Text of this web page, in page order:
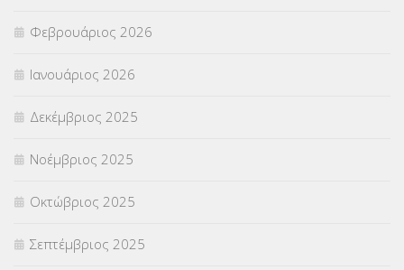
ΣΥΜΒΟΥΛΕΥΤΙΚΟΣ ΣΤΑΘΜΟΣ ΝΕΩΝ
ΣΥΝΤΑΞΕΙΣ(12)
ΣΧΟΛΙΚΟΙ ΣΥΜΒΟΥΛΟΙ
ΥΠΕΡΑΡΙΘΜΟΙ(1)
ΥΠΟΤΡΟΦΙΕΣ(28)
ΦΥΣΙΚΗ ΑΓΩΓΗ(692)
Φεβρουάριος 2026
Ιανουάριος 2026
Δεκέμβριος 2025
Νοέμβριος 2025
Οκτώβριος 2025
Σεπτέμβριος 2025